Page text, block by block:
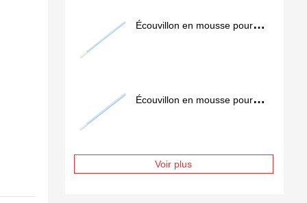
Écouvillon en mousse pour
Écouvillon en mousse pour
Voir plus